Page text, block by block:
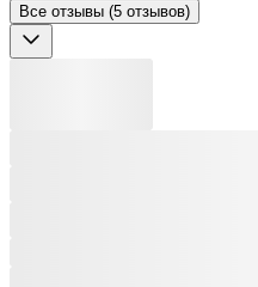
Все отзывы (5 отзывов)